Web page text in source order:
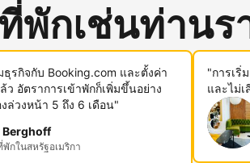
พักเช่นท่านร
ธุรกิจกับ Booking.com และตั้งค่า
อัตราการเข้าพักก็เพิ่มขึ้นอย่าง
ล่วงหน้า 5 ถึง 6 เดือน"
Berghoff
กในสหรัฐอเมริกา
"การเริ่
และไม่เ